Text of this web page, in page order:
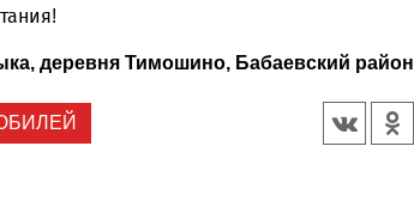
деревня Тимошино, Бабаевский район